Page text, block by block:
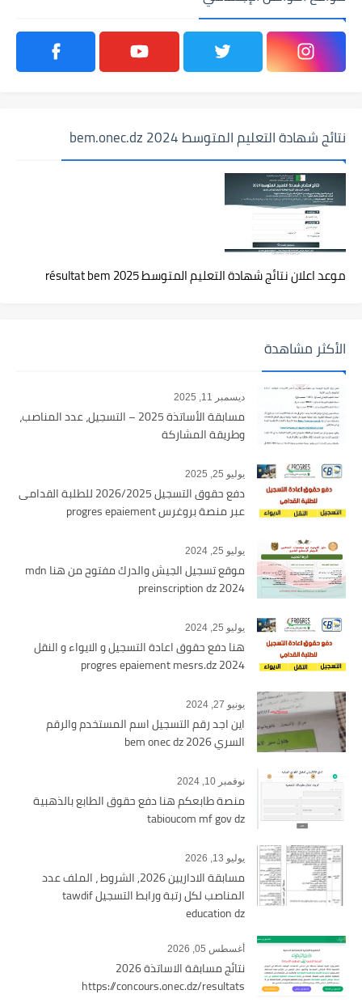
نتائج شهادة التعليم المتوسط 2024 bem.onec.dz
موعد اعلان نتائج شهادة التعليم المتوسط 2025 résultat bem
الأكثر مشاهدة
ديسمبر 11, 2025
مسابقة الأساتذة 2025 – التسجيل، عدد المناصب،
وطريقة المشاركة
يوليو 25, 2025
دفع حقوق التسجيل 2026/2025 للطلبة القدامى
عبر منصة بروغرس progres epaiement
يوليو 25, 2024
موقع تسجيل الجيش والدرك مفتوح من هنا mdn
preinscription dz 2024
يوليو 25, 2024
هنا دفع حقوق اعادة التسجيل و الايواء و النقل
2024 progres epaiement mesrs.dz
يونيو 27, 2024
اين اجد رقم التسجيل اسم المستخدم والرقم
السري bem onec dz 2026
نوفمبر 10, 2024
منصة طابعكم هنا دفع حقوق الطابع بالذهبية
tabioucom mf gov dz
يوليو 13, 2026
مسابقة الاداريين 2026, الشروط ، الملف عدد
المناصب لكل رتبة ورابط التسجيل tawdif
education dz
أغسطس 05, 2026
نتائج مسابقة الاساتذة 2026
https://concours.onec.dz/resultats